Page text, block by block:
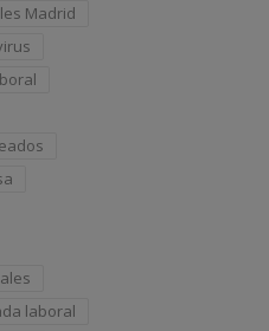
Madrid
laboral